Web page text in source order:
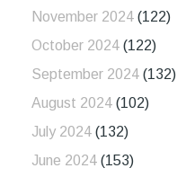
November 2024 (122)
October 2024 (122)
September 2024 (132)
August 2024 (102)
July 2024 (132)
June 2024 (153)